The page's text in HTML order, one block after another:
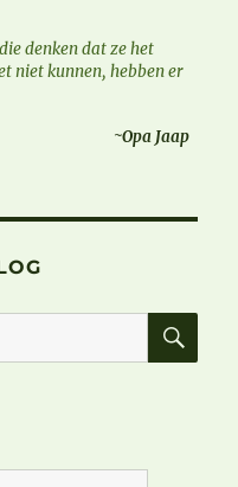
denken dat ze het
niet kunnen, hebben er
~Opa Jaap